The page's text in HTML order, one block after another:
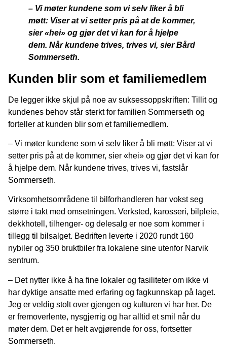
– Vi møter kundene som vi selv liker å bli
møtt: Viser at vi setter pris på at de kommer,
sier «hei» og gjør det vi kan for å hjelpe
dem. Når kundene trives, trives vi, sier Bård
Sommerseth.
Kunden blir som et familiemedlem
De legger ikke skjul på noe av suksessoppskriften: Tillit og
kundenes behov står sterkt for familien Sommerseth og
forteller at kunden blir som et familiemedlem.
– Vi møter kundene som vi selv liker å bli møtt: Viser at vi
setter pris på at de kommer, sier «hei» og gjør det vi kan for
å hjelpe dem. Når kundene trives, trives vi, fastslår
Sommerseth.
Virksomhetsområdene til bilforhandleren har vokst seg
større i takt med omsetningen. Verksted, karosseri, bilpleie,
dekkhotell, tilhenger- og delesalg er noe som kommer i
tillegg til bilsalget. Bedriften leverte i 2020 rundt 160
nybiler og 350 bruktbiler fra lokalene sine utenfor Narvik
sentrum.
– Det nytter ikke å ha fine lokaler og fasiliteter om ikke vi
har dyktige ansatte med erfaring og fagkunnskap på laget.
Jeg er veldig stolt over gjengen og kulturen vi har her. De
er fremoverlente, nysgjerrig og har alltid et smil når du
møter dem. Det er helt avgjørende for oss, fortsetter
Sommerseth.